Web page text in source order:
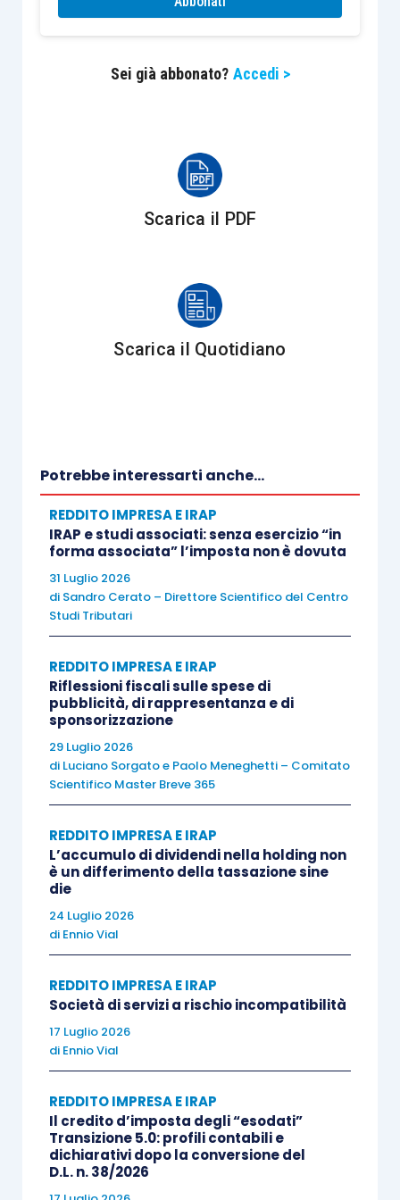
Sempre nell’ambito della semplificazione
delega prevede larevisione delle differenze
da fenomeni valutativi, come accade per le opere
ultrannuali o per gli ammortamenti. In relazione a
questi ultimi, va segnalato che, in passato, vi
sono già stati numerosi tentativi di
dal D.M. 31.12.1988, i quali spesso non
consentono di allineare il processo di
ammortamento fiscale con quello civilistico
(collegato più correttamente alla vita utile). La
Altro obiettivo nell’ambito della semplificazione è
parzialmente deducibili. Nell’attuale Tuir sono
presenti numerose disposizioni che
prevedendo criteri forfettari
ad esempio:
dell’ammortamento dei mezzi di
trasporto,
di cui all’articolo 164 Tuir
dellespese di rappresentanza, di cui
all’articolo 108 Tuir.
È evidente che un sistema così impostato tende
civilistiche e fiscali
con ripercussioni sulla necessità di apportare
variazioni in aumentonella determinazione del
reddito d’impresa. Se l’obiettivo è di eliminare le
divergenze tra valutazioni civilistiche e fiscali,
sarà conseguentemente
che prevedonovariazioni tra le già menzionate
valutazioni.
Come anticipato in apertura, il secondo obiettivo
Sei già abbonato? Accedi >
Scarica il PDF
Scarica il Quotidiano
Potrebbe interessarti anche...
REDDITO IMPRESA E IRAP
IRAP e studi associati: senza esercizio “in
forma associata” l’imposta non è dovuta
31 Luglio 2026
di Sandro Cerato – Direttore Scientifico del Centro
Studi Tributari
REDDITO IMPRESA E IRAP
Riflessioni fiscali sulle spese di
pubblicità, di rappresentanza e di
sponsorizzazione
29 Luglio 2026
di Luciano Sorgatoe Paolo Meneghetti – Comitato
Scientifico Master Breve 365
REDDITO IMPRESA E IRAP
L’accumulo di dividendi nella holding non
è un differimento della tassazione sine
die
24 Luglio 2026
di Ennio Vial
REDDITO IMPRESA E IRAP
Società di servizi a rischio incompatibilità
17 Luglio 2026
di Ennio Vial
REDDITO IMPRESA E IRAP
Il credito d’imposta degli “esodati”
Transizione 5.0: profili contabili e
dichiarativi dopo la conversione del
D.L. n. 38/2026